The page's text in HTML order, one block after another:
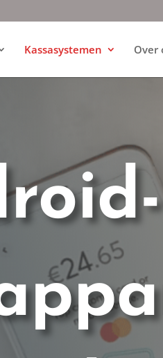
Kassasystemen Over